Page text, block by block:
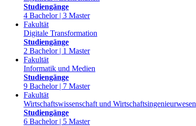
Studiengänge
4 Bachelor | 3 Master
Fakultät
Digitale Transformation
Studiengänge
2 Bachelor | 1 Master
Fakultät
Informatik und Medien
Studiengänge
9 Bachelor | 7 Master
Fakultät
Wirtschaftswissenschaft und Wirtschaftsingenieurwesen
Studiengänge
6 Bachelor | 5 Master